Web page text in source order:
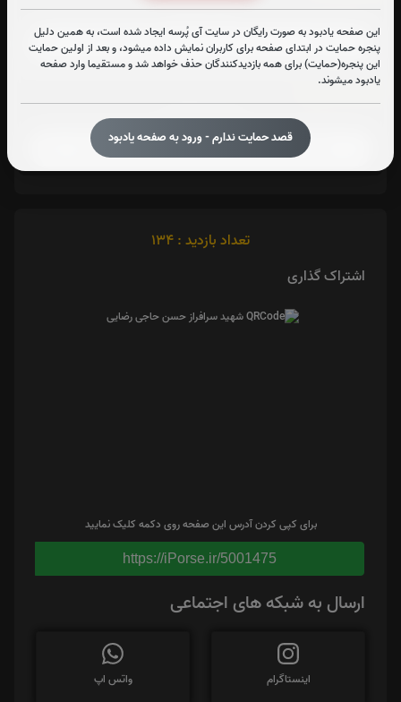
این صفحه یادبود به صورت رایگان در سایت آی پُرسه ایجاد شده است، به همین دلیل
پنجره حمایت در ابتدای صفحه برای کاربران نمایش داده میشود، و بعد از اولین حمایت
این پنجره(حمایت) برای همه بازدیدکنندگان حذف خواهد شد و مستقیما وارد صفحه
یادبود میشوند.
قصد حمایت ندارم - ورود به صفحه یادبود
صوت سوره ملک
آیت الکرسی:
صوت آیت الکرسی
تعداد بازدید : 134
اشتراک گذاری
برای کپی کردن آدرس این صفحه روی دکمه کلیک نمایید
https://iPorse.ir/5001475
ارسال به شبکه های اجتماعی
اینستاگرام واتس اپ